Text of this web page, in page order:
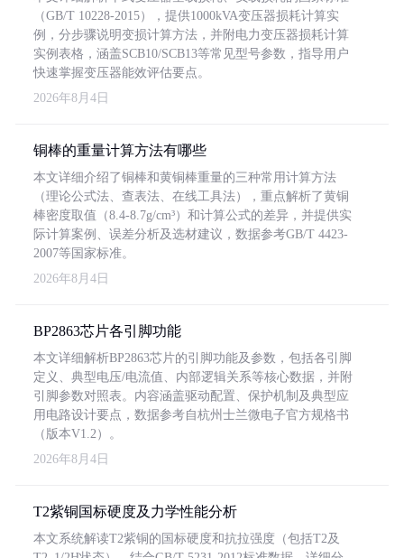
（GB/T 10228-2015），提供1000kVA变压器损耗计算实
例，分步骤说明变损计算方法，并附电力变压器损耗计算
实例表格，涵盖SCB10/SCB13等常见型号参数，指导用户
快速掌握变压器能效评估要点。
2026年8月4日
铜棒的重量计算方法有哪些
本文详细介绍了铜棒和黄铜棒重量的三种常用计算方法
（理论公式法、查表法、在线工具法），重点解析了黄铜
棒密度取值（8.4-8.7g/cm³）和计算公式的差异，并提供实
际计算案例、误差分析及选材建议，数据参考GB/T 4423-
2007等国家标准。
2026年8月4日
BP2863芯片各引脚功能
本文详细解析BP2863芯片的引脚功能及参数，包括各引脚
定义、典型电压/电流值、内部逻辑关系等核心数据，并附
引脚参数对照表。内容涵盖驱动配置、保护机制及典型应
用电路设计要点，数据参考自杭州士兰微电子官方规格书
（版本V1.2）。
2026年8月4日
T2紫铜国标硬度及力学性能分析
本文系统解读T2紫铜的国标硬度和抗拉强度（包括T2及